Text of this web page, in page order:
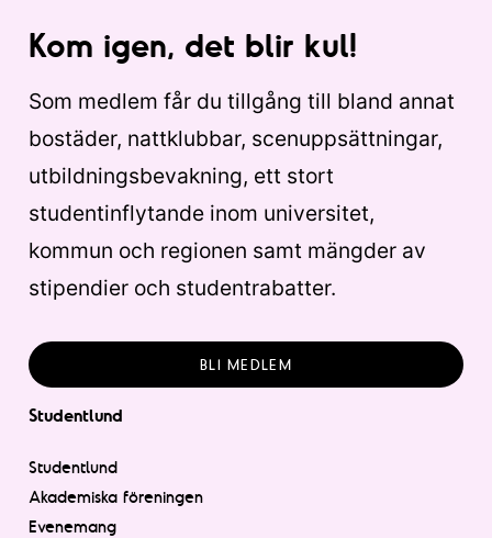
Kom igen, det blir kul!
Som medlem får du tillgång till bland annat
bostäder, nattklubbar, scenuppsättningar,
utbildningsbevakning, ett stort
studentinflytande inom universitet,
kommun och regionen samt mängder av
stipendier och studentrabatter.
BLI MEDLEM
Studentlund
Studentlund
Akademiska föreningen
Evenemang